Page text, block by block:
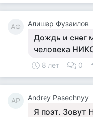
АФ Алишер Фузаилов
Дождь и снег
человека
8 лет 0
AP Andrey Pasechnyy
Я поэт. Зовут